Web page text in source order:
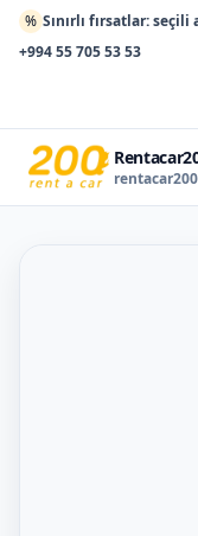
% Sınırlı fırsatlar:
+994 55 705 53 53